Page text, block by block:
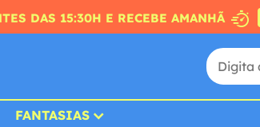
DAS 15:30H E RECEBE AMANHÃ
FANTASIAS